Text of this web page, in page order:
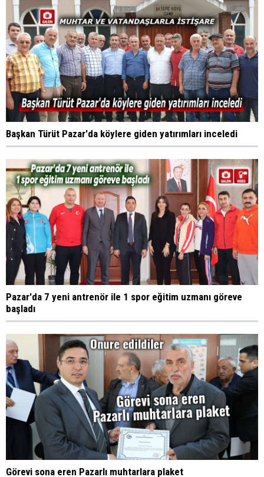
Başkan Türüt Pazar'da köylere giden yatırımları inceledi
Pazar'da 7 yeni antrenör ile 1 spor eğitim uzmanı göreve
başladı
Görevi sona eren Pazarlı muhtarlara plaket